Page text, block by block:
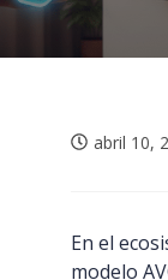
abril 10,
En el
modelo